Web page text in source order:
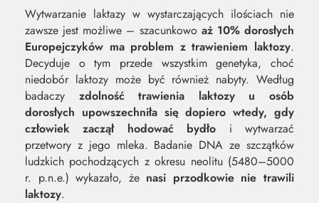
Wytwarzanie laktazy w wystarczających ilościach nie
zawsze jest możliwe – szacunkowo aż 10% dorosłych
Europejczyków ma problem z trawieniem laktozy.
Decyduje o tym przede wszystkim genetyka, choć
niedobór laktozy może być również nabyty. Według
badaczy zdolność trawienia laktozy u osób
dorosłych upowszechniła się dopiero wtedy, gdy
człowiek zaczął hodować bydło i wytwarzać
przetwory z jego mleka. Badanie DNA ze szczątków
ludzkich pochodzących z okresu neolitu (5480–5000
r. p.n.e.) wykazało, że nasi przodkowie nie trawili
laktozy.